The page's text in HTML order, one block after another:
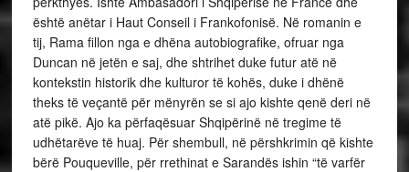
është anëtar i Haut Conseil i Frankofonisë. Në romanin e
tij, Rama fillon nga e dhëna autobiografike, ofruar nga
Duncan në jetën e saj, dhe shtrihet duke futur atë në
kontekstin historik dhe kulturor të kohës, duke i dhënë
theks të veçantë për mënyrën se si ajo kishte qenë deri në
atë pikë. Ajo ka përfaqësuar Shqipërinë në tregime të
udhëtarëve të huaj. Për shembull, në përshkrimin që kishte
bërë Pouqueville, për rrethinat e Sarandës ishin “të varfër